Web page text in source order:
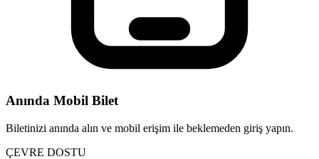
Anında Mobil Bilet
Biletinizi anında alın ve mobil erişim ile beklemeden giriş yapın.
ÇEVRE DOSTU